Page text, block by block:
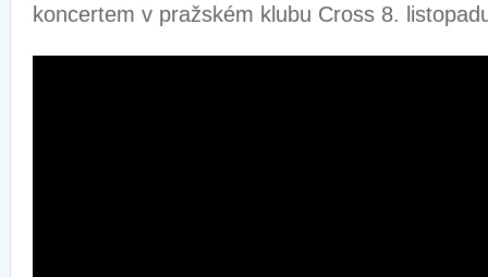
koncertem v pražském klubu Cross 8.